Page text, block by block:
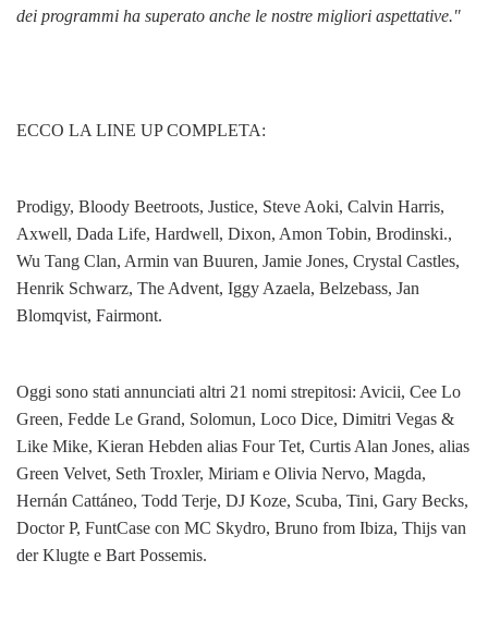
dei programmi ha superato anche le nostre migliori aspettative."
ECCO LA LINE UP COMPLETA:
Prodigy, Bloody Beetroots, Justice, Steve Aoki, Calvin Harris,
Axwell, Dada Life, Hardwell, Dixon, Amon Tobin, Brodinski.,
Wu Tang Clan, Armin van Buuren, Jamie Jones, Crystal Castles,
Henrik Schwarz, The Advent, Iggy Azaela, Belzebass, Jan
Blomqvist, Fairmont.
Oggi sono stati annunciati altri 21 nomi strepitosi: Avicii, Cee Lo
Green, Fedde Le Grand, Solomun, Loco Dice, Dimitri Vegas &
Like Mike, Kieran Hebden alias Four Tet, Curtis Alan Jones, alias
Green Velvet, Seth Troxler, Miriam e Olivia Nervo, Magda,
Hernán Cattáneo, Todd Terje, DJ Koze, Scuba, Tini, Gary Becks,
Doctor P, FuntCase con MC Skydro, Bruno from Ibiza, Thijs van
der Klugte e Bart Possemis.